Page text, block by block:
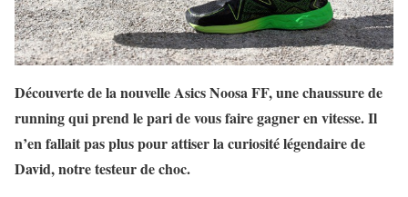
Découverte de la nouvelle Asics Noosa FF, une chaussure de
running qui prend le pari de vous faire gagner en vitesse. Il
n’en fallait pas plus pour attiser la curiosité légendaire de
David, notre testeur de choc.